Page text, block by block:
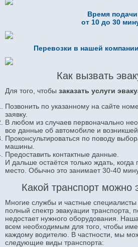
Время подачи
от 10 до 30
Перевозки в нашей
Как вызвать
Для того, чтобы заказать услуги
Позвонить по указанному на сайте
заявку.
В любом из случаев первоначально
все данные об автомобиле и возникшей
Проконсультироваться по поводу
машины.
Предоставить контактные данные.
И дальше остаётся только ждать,
место. Обычно это занимает 30-40
Какой транспорт можно
Многие службы и частные
полный спектр эвакуации транспорта,
недостает нужного оборудования.
всем необходимым для того, чтобы
каждому водителю. В частности, мы
следующие виды транспорта: